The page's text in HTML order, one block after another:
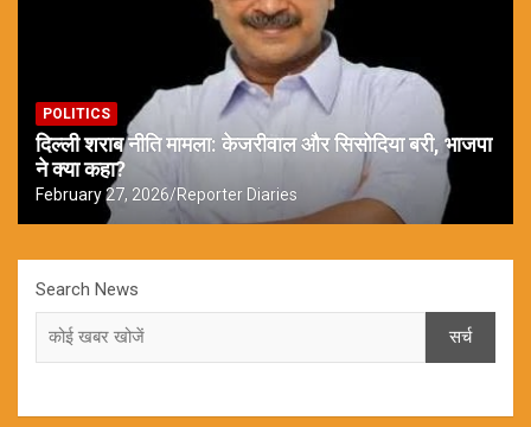
POLITICS
दिल्ली शराब नीति मामला: केजरीवाल और सिसोदिया बरी, भाजपा
ने क्या कहा?
February 27, 2026 Reporter Diaries
Search News
सर्च